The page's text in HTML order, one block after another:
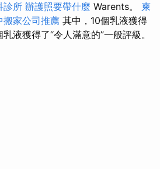
診所 辦護照要帶什麼 Warents。 柬
搬家公司推薦 其中，10個乳液獲得
液獲得了“令人滿意的”一般評級。